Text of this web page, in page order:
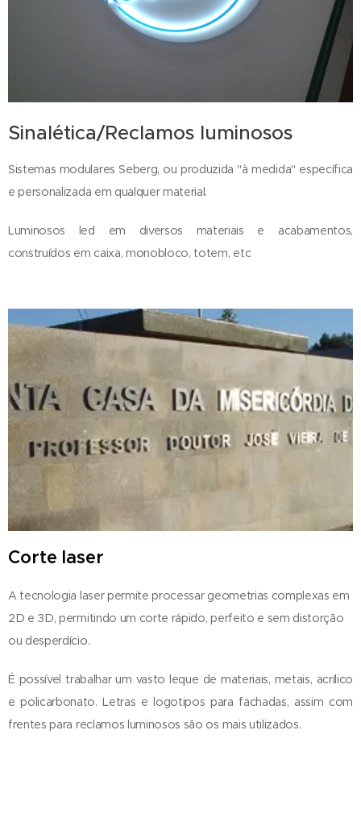
Sinalética/Reclamos luminosos
Sistemas modulares Seberg, ou produzida "à medida" específica
e personalizada em qualquer material.
Luminosos led em diversos materiais e acabamentos,
construídos em caixa, monobloco, totem, etc
Corte laser
A tecnologia laser permite processar geometrias complexas em
2D e 3D, permitindo um corte rápido, perfeito e sem distorção
ou desperdício.
É possível trabalhar um vasto leque de materiais, metais, acrílico
e policarbonato. Letras e logotipos para fachadas, assim com
frentes para reclamos luminosos são os mais utilizados.